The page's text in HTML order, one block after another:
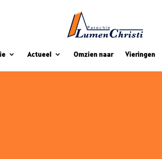
Actueel Omzien naar Vieringen